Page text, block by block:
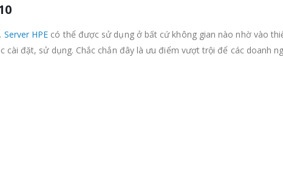
Server HPE có thể được sử dụng ở bất cứ không gian nào nhờ vào
cài đặt, sử dụng. Chắc chắn đây là ưu điểm vượt trội để các doanh